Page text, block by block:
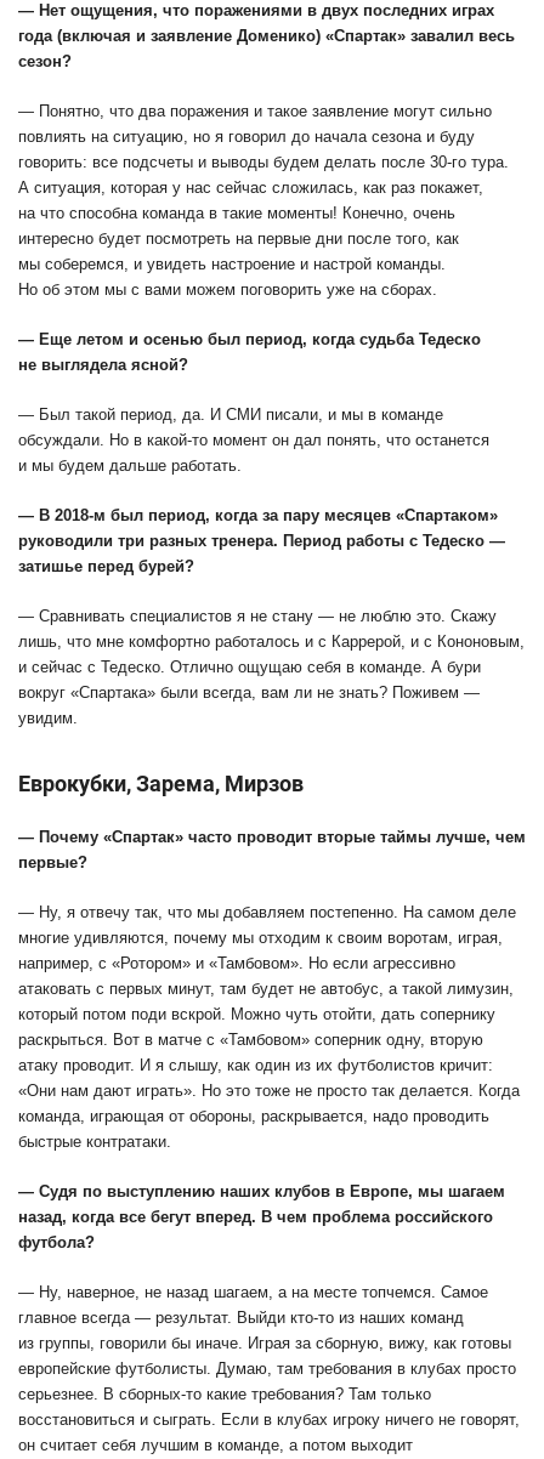
— Нет ощущения, что поражениями в двух последних играх
года (включая и заявление Доменико) «Спартак» завалил весь
сезон?
— Понятно, что два поражения и такое заявление могут сильно
повлиять на ситуацию, но я говорил до начала сезона и буду
говорить: все подсчеты и выводы будем делать после 30-го тура.
А ситуация, которая у нас сейчас сложилась, как раз покажет,
на что способна команда в такие моменты! Конечно, очень
интересно будет посмотреть на первые дни после того, как
мы соберемся, и увидеть настроение и настрой команды.
Но об этом мы с вами можем поговорить уже на сборах.
— Еще летом и осенью был период, когда судьба Тедеско
не выглядела ясной?
— Был такой период, да. И СМИ писали, и мы в команде
обсуждали. Но в какой-то момент он дал понять, что останется
и мы будем дальше работать.
— В 2018-м был период, когда за пару месяцев «Спартаком»
руководили три разных тренера. Период работы с Тедеско —
затишье перед бурей?
— Сравнивать специалистов я не стану — не люблю это. Скажу
лишь, что мне комфортно работалось и с Каррерой, и с Кононовым,
и сейчас с Тедеско. Отлично ощущаю себя в команде. А бури
вокруг «Спартака» были всегда, вам ли не знать? Поживем —
увидим.
Еврокубки, Зарема, Мирзов
— Почему «Спартак» часто проводит вторые таймы лучше, чем
первые?
— Ну, я отвечу так, что мы добавляем постепенно. На самом деле
многие удивляются, почему мы отходим к своим воротам, играя,
например, с «Ротором» и «Тамбовом». Но если агрессивно
атаковать с первых минут, там будет не автобус, а такой лимузин,
который потом поди вскрой. Можно чуть отойти, дать сопернику
раскрыться. Вот в матче с «Тамбовом» соперник одну, вторую
атаку проводит. И я слышу, как один из их футболистов кричит:
«Они нам дают играть». Но это тоже не просто так делается. Когда
команда, играющая от обороны, раскрывается, надо проводить
быстрые контратаки.
— Судя по выступлению наших клубов в Европе, мы шагаем
назад, когда все бегут вперед. В чем проблема российского
футбола?
— Ну, наверное, не назад шагаем, а на месте топчемся. Самое
главное всегда — результат. Выйди кто-то из наших команд
из группы, говорили бы иначе. Играя за сборную, вижу, как готовы
европейские футболисты. Думаю, там требования в клубах просто
серьезнее. В сборных-то какие требования? Там только
восстановиться и сыграть. Если в клубах игроку ничего не говорят,
он считает себя лучшим в команде, а потом выходит